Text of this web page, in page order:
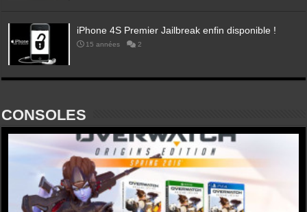
iPhone 4S Premier Jailbreak enfin disponible !
15 années 2
CONSOLES